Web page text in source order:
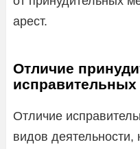
арест.
Отличие
исправительных
Отличие
видов